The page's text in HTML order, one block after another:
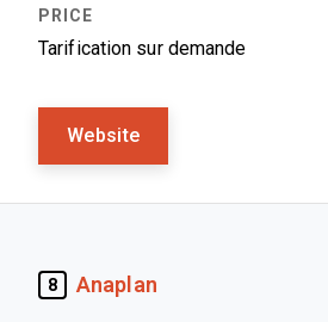
Tarification sur demande
Website
8 Anaplan